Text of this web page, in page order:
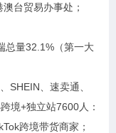
台贸易办事处；
总量32.1%（第一大
SHEIN、速卖通、
境+独立站7600人：
跨境带货商家；